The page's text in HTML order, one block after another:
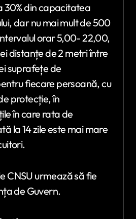
30% din capacitatea
dar nu mai mult de 500
orar 5,00- 22,00,
distanțe de 2 metri între
suprafețe de
fiecare persoană, cu
protecție, în
în care rata de
la 14 zile este mai mare
CNSU urmează să fie
de Guvern.